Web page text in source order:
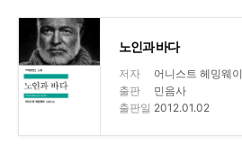
노인과 바다
저자
어니스트 헤밍웨이
출판
민음사
출판일 2012.01.02